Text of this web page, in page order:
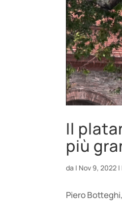
Il
più
da | Nov 9, 2022 |
Piero